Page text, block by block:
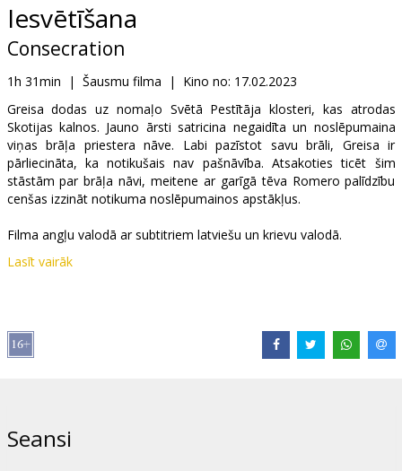
B2B
Kino
Klubs
Iesvētīšana
Consecration
1h 31min | Šausmu filma | Kino no: 17.02.2023
Greisa dodas uz nomaļo Svētā Pestītāja klosteri, kas atrodas
Skotijas kalnos. Jauno ārsti satricina negaidīta un noslēpumaina
viņas brāļa priestera nāve. Labi pazīstot savu brāli, Greisa ir
pārliecināta, ka notikušais nav pašnāvība. Atsakoties ticēt šim
stāstām par brāļa nāvi, meitene ar garīgā tēva Romero palīdzību
cenšas izzināt notikuma noslēpumainos apstākļus.
Filma angļu valodā ar subtitriem latviešu un krievu valodā.
Lomās:
Thoren Ferguson
Saites:
Lasīt vairāk
Seansi